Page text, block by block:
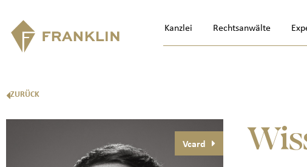
Kanzlei Rechtsanwälte
ZURÜCK
Vcard